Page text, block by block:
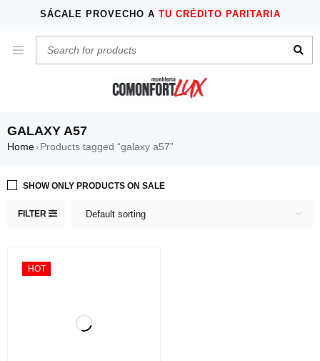
SÁCALE PROVECHO A TU CRÉDITO PARITARIA
GALAXY A57
Home› Products tagged “galaxy a57”
FILTER Default sorting
SHOW ONLY PRODUCTS ON SALE
HOT